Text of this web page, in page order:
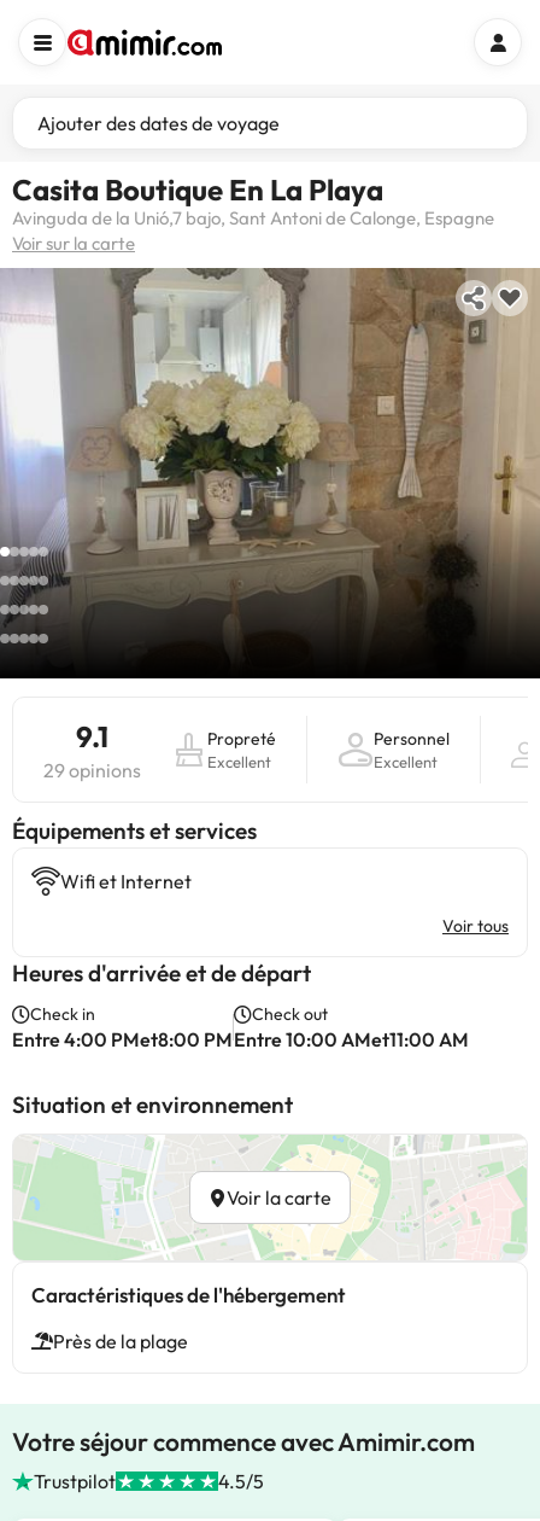
Ajouter des dates de voyage
Casita Boutique En La Playa
Avinguda de la Unió,7 bajo, Sant Antoni de Calonge, Espagne
Voir sur la carte
9.1
29 opinions
Propreté
Excellent
Personnel
Excellent
​Équipements et services
Wifi et Internet
Voir tous
Heures d'arrivée et de départ
Check in
Entre 4:00 PMet8:00 PM
Check out
Entre 10:00 AMet11:00 AM
Situation et environnement
Voir la carte
Caractéristiques de l'hébergement
Près de la plage
Votre séjour commence avec Amimir.com
Trustpilot 4.5/5